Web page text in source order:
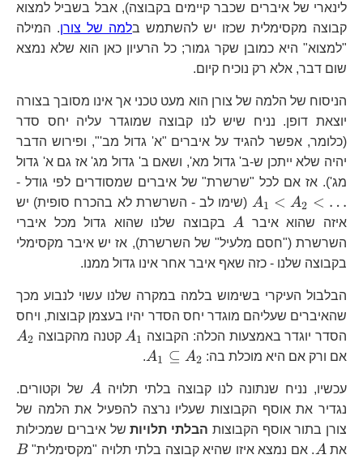
לינארי של איברים שכבר קיימים בקבוצה), אבל בשביל למצוא
קבוצה מקסימלית שכזו יש להשתמש בלמה של צורן. המילה
"למצוא" היא כמובן שקר גמור; כל הרעיון כאן הוא שלא נמצא
שום דבר, אלא רק נוכיח קיום.
הניסוח של הלמה של צורן הוא מעט טכני אך אינו מסובך בצורה
יוצאת דופן. נניח שיש לנו קבוצה שמוגדר עליה יחס סדר
(כלומר, אפשר להגיד על איברים "א' גדול מב'", ופירוש הדבר
יהיה שלא ייתכן ש-ב' גדול מא', ושאם ב' גדול מג' אז גם א' גדול
מג'). אז אם לכל "שרשרת" של איברים שמסודרים לפי גודל -
A1 < A2 < …
(שימו לב - השרשרת לא בהכרח סופית) יש
איזה שהוא איבר
A A בקבוצה שלנו שהוא גדול מכל איברי
השרשרת ("חסם מלעיל" של השרשרת), אז יש איבר מקסימלי
בקבוצה שלנו - כזה שאף איבר אחר אינו גדול ממנו.
הבלבול העיקרי בשימוש בלמה במקרה שלנו עשוי לנבוע מכך
שהאיברים שעליהם מוגדר יחס הסדר יהיו בעצמן קבוצות, ויחס
הסדר יוגדר באמצעות הכלה: הקבוצה
A_1
A1 קטנה מהקבוצה A2
אם ורק אם היא מוכלת בה:
A_1
A_2
A1 ⊆ A2
.
עכשיו, נניח שנתונה לנו קבוצה בלתי תלויה
A
A של וקטורים.
נגדיר את אוסף הקבוצות שעליו נרצה להפעיל את הלמה של
צורן בתור אוסף הקבוצות הבלתי תלויותשל איברים שמכילות
את
A A. אם נמצא איזו שהיא קבוצה בלתי תלויה "מקסימלית"B